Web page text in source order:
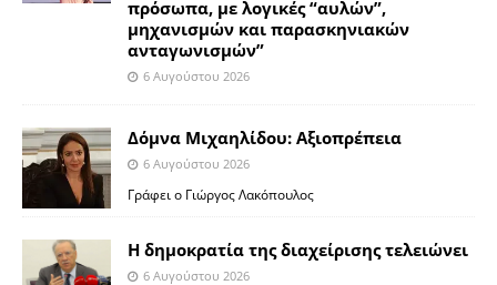
πρόσωπα, με λογικές “αυλών”,
μηχανισμών και παρασκηνιακών
ανταγωνισμών”
6 Αυγούστου 2026
Δόμνα Μιχαηλίδου: Αξιοπρέπεια
6 Αυγούστου 2026
Γράφει ο Γιώργος Λακόπουλος
Η δημοκρατία της διαχείρισης τελειώνει
6 Αυγούστου 2026